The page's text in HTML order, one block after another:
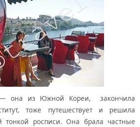
она из Южной Кореи, закончила
тоже путешествует и решила
тонкой росписи. Она брала частные